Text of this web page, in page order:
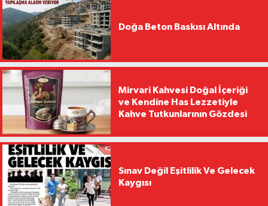
Doğa Beton Baskısı Altında
Mirvari Kahvesi Doğal İçeriği
ve Kendine Has Lezzetiyle
Kahve Tutkunlarının Gözdesi
Sınav Değil Eşitlilik Ve Gelecek
Kaygısı